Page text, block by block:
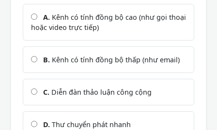
A. Kênh có tính đồng bộ cao (như gọi thoại
hoặc video trực tiếp)
B. Kênh có tính đồng bộ thấp (như email)
C. Diễn đàn thảo luận công cộng
D. Thư chuyển phát nhanh